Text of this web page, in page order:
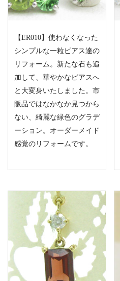
【ER010】使わなくなった
シンプルな一粒ピアス達の
リフォーム。新たな石も追
加して、華やかなピアスへ
と大変身いたしました。市
販品ではなかなか見つから
ない、綺麗な緑色のグラデ
ーション。オーダーメイド
感覚のリフォームです。